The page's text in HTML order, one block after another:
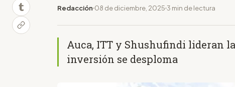
Redacción 08 de diciembre, 2025 3 min de lectura
Auca, ITT y Shushufindi lideran
inversión se desploma